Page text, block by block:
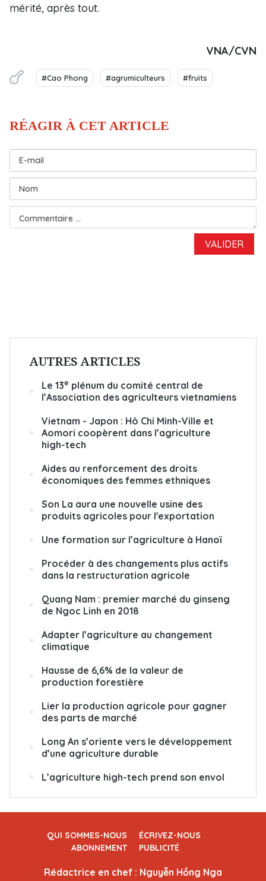
mérité, après tout.
VNA/CVN
#Cao Phong #agrumiculteurs #fruits
AUTRES ARTICLES
Le 13e plénum du comité central de
l’Association des agriculteurs vietnamiens
Vietnam - Japon : Hô Chi Minh-Ville et
Aomori coopèrent dans l’agriculture
high-tech
Aides au renforcement des droits
économiques des femmes ethniques
Son La aura une nouvelle usine des
produits agricoles pour l'exportation
Une formation sur l’agriculture à Hanoï
Procéder à des changements plus actifs
dans la restructuration agricole
Quang Nam : premier marché du ginseng
de Ngoc Linh en 2018
Adapter l’agriculture au changement
climatique
Hausse de 6,6% de la valeur de
production forestière
Lier la production agricole pour gagner
des parts de marché
Long An s’oriente vers le développement
d’une agriculture durable
L’agriculture high-tech prend son envol
QUI SOMMES-NOUS
ÉCRIVEZ-NOUS
ABONNEMENT
PUBLICITÉ
Rédactrice en chef : Nguyễn Hồng Nga